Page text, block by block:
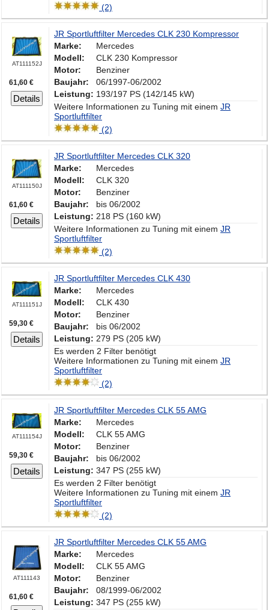
(2)
AT111152J
61,60 €
Details
JR Sportluftfilter Mercedes CLK 230 Kompressor
Marke:
Mercedes
Modell:
CLK 230 Kompressor
Motor:
Benziner
Baujahr:
06/1997-06/2002
Leistung: 193/197 PS (142/145 kW)
Weitere Informationen zu Tuning mit einem JR
Sportluftfilter
(2)
AT111150J
61,60 €
Details
JR Sportluftfilter Mercedes CLK 320
Marke:
Mercedes
Modell:
CLK 320
Motor:
Benziner
Baujahr:
bis 06/2002
Leistung: 218 PS (160 kW)
Weitere Informationen zu Tuning mit einem JR
Sportluftfilter
(2)
AT111151J
59,30 €
Details
JR Sportluftfilter Mercedes CLK 430
Marke:
Mercedes
Modell:
CLK 430
Motor:
Benziner
Baujahr:
bis 06/2002
Leistung: 279 PS (205 kW)
Es werden 2 Filter benötigt
Weitere Informationen zu Tuning mit einem JR
Sportluftfilter
(2)
AT111154J
59,30 €
Details
JR Sportluftfilter Mercedes CLK 55 AMG
Marke:
Mercedes
Modell:
CLK 55 AMG
Motor:
Benziner
Baujahr:
bis 06/2002
Leistung: 347 PS (255 kW)
Es werden 2 Filter benötigt
Weitere Informationen zu Tuning mit einem JR
Sportluftfilter
(2)
AT111143
61,60 €
JR Sportluftfilter Mercedes CLK 55 AMG
Marke:
Mercedes
Modell:
CLK 55 AMG
Motor:
Benziner
Baujahr:
08/1999-06/2002
Leistung: 347 PS (255 kW)